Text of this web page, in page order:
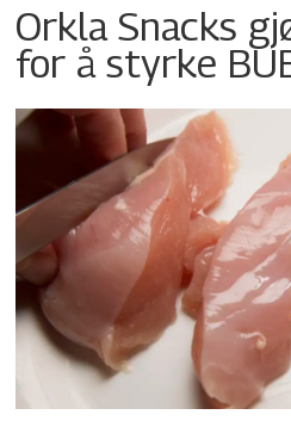
Orkla Snacks
for å styrke